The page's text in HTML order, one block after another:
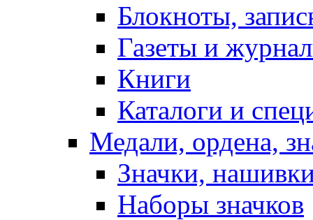
Блокноты,
Газеты и
Книги
Каталоги и
Медали, ордена,
Значки,
Наборы значков